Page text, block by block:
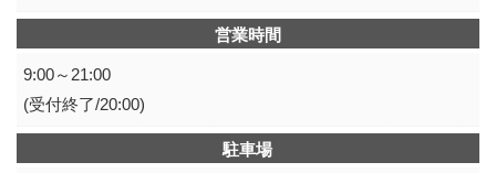
営業時間
9:00～21:00
(受付終了/20:00)
駐車場